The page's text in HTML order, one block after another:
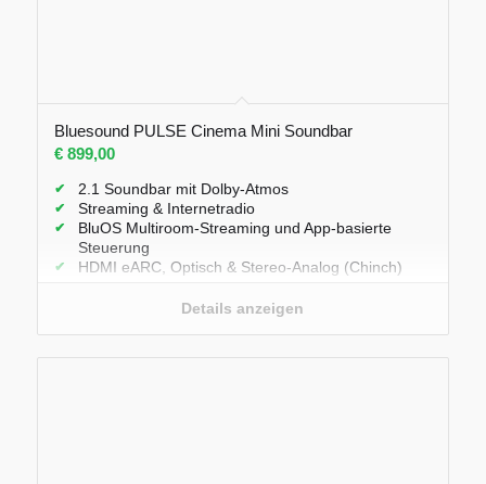
Bluesound PULSE Cinema Mini Soundbar
€899,00
2.1 Soundbar mit Dolby-Atmos
Streaming & Internetradio
BluOS Multiroom-Streaming und App-basierte
Steuerung
HDMI eARC, Optisch & Stereo-Analog (Chinch)
Bluetooth 5.2 aptX Adaptive
Details anzeigen